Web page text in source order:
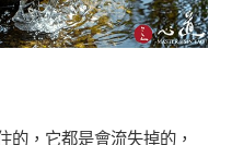
的，它都是會流失掉的，